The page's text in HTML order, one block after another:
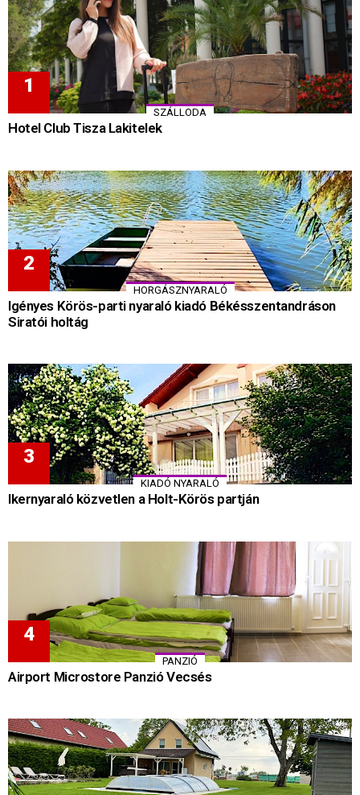
SZÁLLODA
Hotel Club Tisza Lakitelek
HORGÁSZNYARALÓ
Igényes Körös-parti nyaraló kiadó Békésszentandráson
Siratói holtág
KIADÓ NYARALÓ
Ikernyaraló közvetlen a Holt-Körös partján
PANZIÓ
Airport Microstore Panzió Vecsés